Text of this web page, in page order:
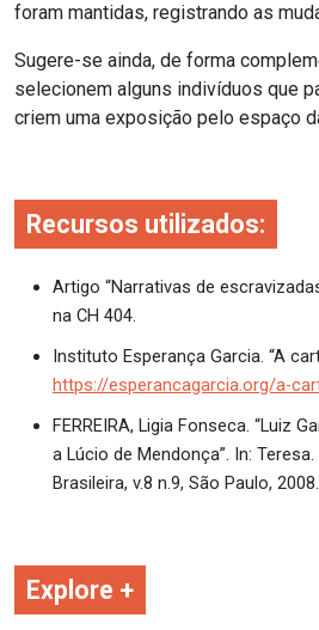
foram mantidas, registrando as
Sugere-se ainda, de forma
selecionem alguns indivíduos que
criem uma exposição pelo espaço
Recursos utilizados:
Artigo “Narrativas de
na CH 404.
Instituto Esperança Garcia. “A
https://esperancagarcia.org/a-
FERREIRA, Ligia Fonseca. “Luiz
a Lúcio de Mendonça”. In:
Brasileira, v.8 n.9, São Paulo, 2008.
Explore +